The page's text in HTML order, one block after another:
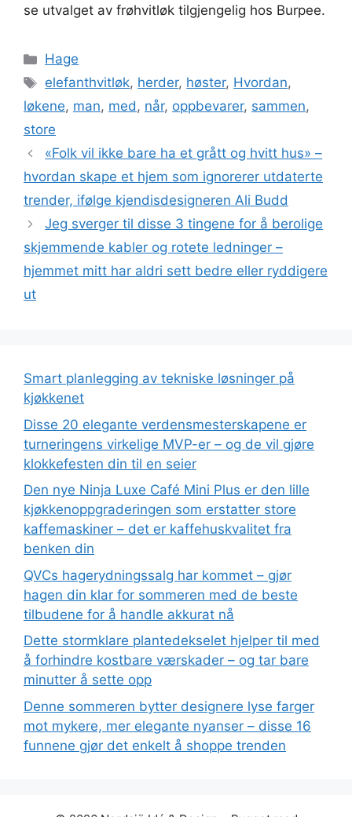
se utvalget av frøhvitløk tilgjengelig hos Burpee.
Kategorier
Hage
Stikkord
elefanthvitløk, herder, høster, Hvordan,
løkene, man, med, når, oppbevarer, sammen,
store
«Folk vil ikke bare ha et grått og hvitt hus» –
hvordan skape et hjem som ignorerer utdaterte
trender, ifølge kjendisdesigneren Ali Budd
Jeg sverger til disse 3 tingene for å berolige
skjemmende kabler og rotete ledninger –
hjemmet mitt har aldri sett bedre eller ryddigere
ut
Smart planlegging av tekniske løsninger på
kjøkkenet
Disse 20 elegante verdensmesterskapene er
turneringens virkelige MVP-er – og de vil gjøre
klokkefesten din til en seier
Den nye Ninja Luxe Café Mini Plus er den lille
kjøkkenoppgraderingen som erstatter store
kaffemaskiner – det er kaffehuskvalitet fra
benken din
QVCs hagerydningssalg har kommet – gjør
hagen din klar for sommeren med de beste
tilbudene for å handle akkurat nå
Dette stormklare plantedekselet hjelper til med
å forhindre kostbare værskader – og tar bare
minutter å sette opp
Denne sommeren bytter designere lyse farger
mot mykere, mer elegante nyanser – disse 16
funnene gjør det enkelt å shoppe trenden